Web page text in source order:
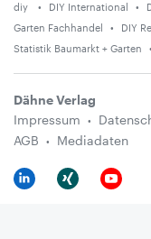
diy DIY International
Garten Fachhandel
DIY
Statistik Baumarkt + Garten
Dähne Verlag
Impressum
AGB
Mediadaten